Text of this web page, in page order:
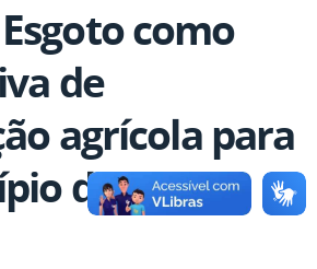
como
de
agrícola para
de Igaci -